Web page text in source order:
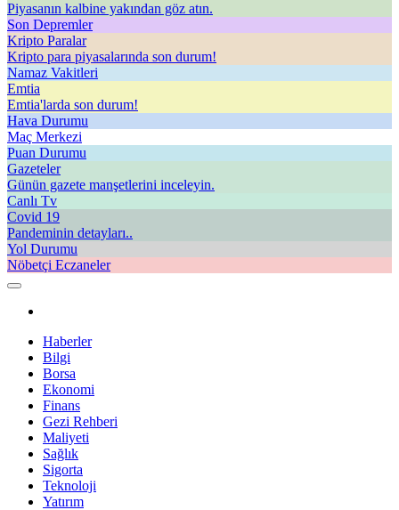
Piyasanın kalbine yakından göz atın.
Son Depremler
Kripto Paralar
Kripto para piyasalarında son durum!
Namaz Vakitleri
Emtia
Emtia'larda son durum!
Hava Durumu
Maç Merkezi
Puan Durumu
Gazeteler
Günün gazete manşetlerini inceleyin.
Canlı Tv
Covid 19
Pandeminin detayları..
Yol Durumu
Nöbetçi Eczaneler
Haberler
Bilgi
Borsa
Ekonomi
Finans
Gezi Rehberi
Maliyeti
Sağlık
Sigorta
Teknoloji
Yatırım